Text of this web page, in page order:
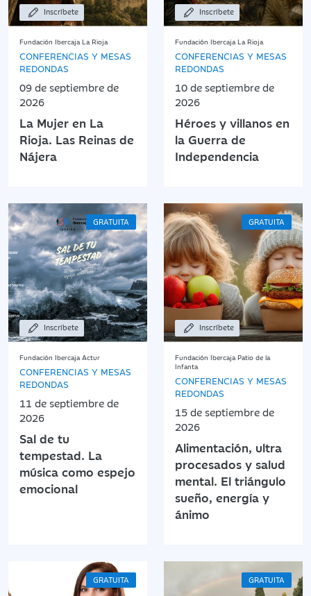
Inscríbete
Fundación Ibercaja La Rioja
CONFERENCIAS Y MESAS
REDONDAS
09 de septiembre de
2026
La Mujer en La
Rioja. Las Reinas de
Nájera
Inscríbete
Fundación Ibercaja La Rioja
CONFERENCIAS Y MESAS
REDONDAS
10 de septiembre de
2026
Héroes y villanos en
la Guerra de
Independencia
GRATUITA
Inscríbete
Fundación Ibercaja Actur
CONFERENCIAS Y MESAS
REDONDAS
11 de septiembre de
2026
Sal de tu
tempestad. La
música como espejo
emocional
GRATUITA
Inscríbete
Fundación Ibercaja Patio de la
Infanta
CONFERENCIAS Y MESAS
REDONDAS
15 de septiembre de
2026
Alimentación, ultra
procesados y salud
mental. El triángulo
sueño, energía y
ánimo
GRATUITA GRATUITA